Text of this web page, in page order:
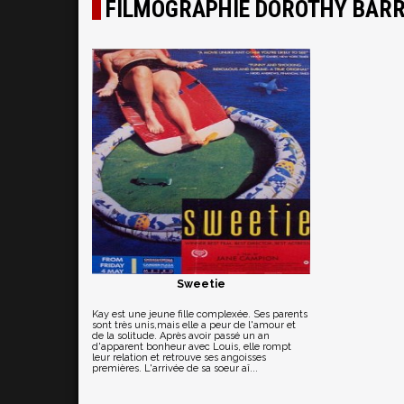
FILMOGRAPHIE DOROTHY
Sweetie
Kay est une jeune fille complexée. Ses parents
sont très unis,mais elle a peur de l'amour et
de la solitude. Après avoir passé un an
d'apparent bonheur avec Louis, elle rompt
leur relation et retrouve ses angoisses
premières. L'arrivée de sa soeur aî...